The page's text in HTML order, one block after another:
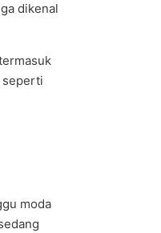
dikenal
seperti
moda